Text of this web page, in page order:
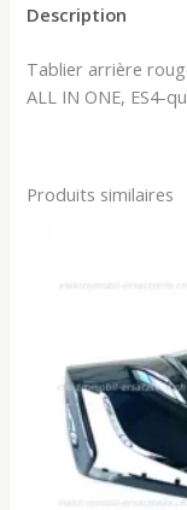
Description
Tablier arrière
ALL IN ONE, ES4-
Produits similaires